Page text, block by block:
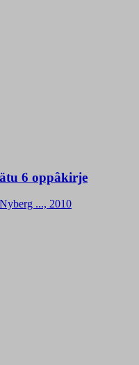
6 oppâkirje
..., 2010